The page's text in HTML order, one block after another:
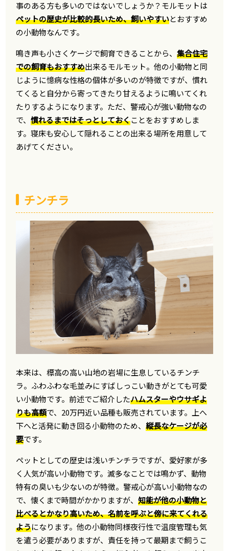
事のある方も多いのではないでしょうか？モルモットは
ペットの歴史が比較的長いため、飼いやすいとおすすめ
の小動物なんです。
鳴き声も小さくケージで飼育できることから、集合住宅
での飼育もおすすめ出来るモルモット。他の小動物と同
じように憶病な性格の個体が多いのが特徴ですが、慣れ
てくると自分から寄ってきたり甘えるように鳴いてくれ
たりするようになります。ただ、警戒心が強い動物なの
で、慣れるまではそっとしておくことをおすすめしま
す。寝床も安心して隠れることの出来る場所を用意して
あげてください。
チンチラ
本来は、標高の高い山地の岩場に生息しているチンチ
ラ。ふわふわな毛並みにすばしっこい動きがとても可愛
い小動物です。前述でご紹介したハムスターやウサギよ
りも高額で、20万円近い品種も販売されています。上へ
下へと活発に動き回る小動物のため、縦長なケージが必
要です。
ペットとしての歴史は浅いチンチラですが、愛好家が多
く人気が高い小動物です。滅多なことでは鳴かず、動物
特有の臭いも少ないのが特徴。警戒心が高い小動物なの
で、懐くまで時間がかかりますが、知能が他の小動物と
比べるとかなり高いため、名前を呼ぶと傍に来てくれる
ようになります。他の小動物同様夜行性で温度管理も気
を遣う必要がありますが、責任を持って最期まで飼うこ